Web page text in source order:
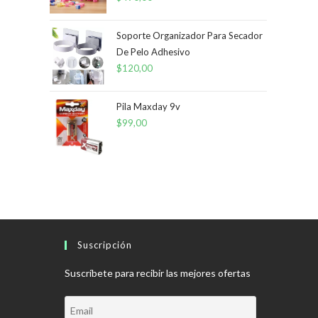
Soporte Organizador Para Secador
De Pelo Adhesivo
$120,00
Pila Maxday 9v
$99,00
Suscripción
Suscríbete para recibir las mejores ofertas